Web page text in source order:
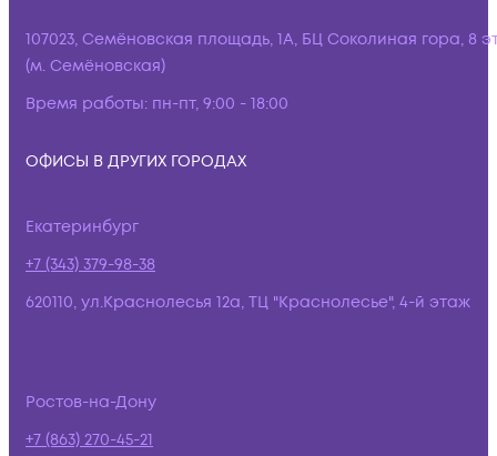
107023, Семёновская площадь, 1А, БЦ Соколиная гора, 8
(м. Семёновская)
Время работы: пн-пт, 9:00 - 18:00
ОФИСЫ В ДРУГИХ ГОРОДАХ
Екатеринбург
+7 (343) 379-98-38
620110, ул.Краснолесья 12а, ТЦ "Краснолесье", 4-й этаж
Ростов-на-Дону
+7 (863) 270-45-21